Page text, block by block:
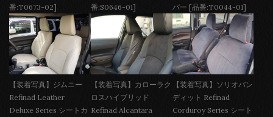
番:T0673-02]
番:S0646-01]
バー [品番:T0044-01]
【装着写真】ジムニー
Refinad Leather
Deluxe Series シートカ
【装着写真】カローラク
ロスハイブリッド
Refinad Alcantara
【装着写真】ソリオバン
ディット Refinad
Corduroy Series シート